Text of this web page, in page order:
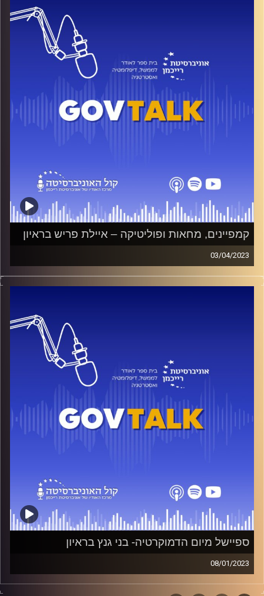
יקרה באזור ביום שאיראן תודיע על נשק גרעיני? כל התשובות
בפרק המיוחד בו אירחנו את פרופ׳ בועז גנור, ראש המכון
למדיניות נגד טרור ולעתיד נשיא אוניברסיטת רייכמן.
קרדיט תמונות:בית ספר לאודר לממשל דיפלומטיה ואסטרטגיה
קמפיינים, מחאות ופוליטיקה – איילת פריש בראיון
03/04/2023
איילת פריש מכירה מקרוב את הנשיא הרצוג, את יאיר לפיד –
וגם את נתניהו. פריש היא יועצת אסטרטגית מהמובילות במדינה
מחאה – איך עושים מחאה? איך סוחפים את ההמונים? מה
קרה לנתניהו בממשלה האחרונה? למה בני גנץ מזנק בסקרים
האחרונים? מה קורה במפגשי ההידברות הסודיים בבית הנשיא
– ומה הסיכוי של ההידברות להצליח?
הפודאקסט הרשמי של ביה״ס לאודר לממשל, דיפלומטיה
ואסטרטגיה באוניברסיטת רייכמן, בהגשת אופק צח ושקד
עמוסי.
ספיישל מיום הדמוקרטיה- בני גנץ בראיון
08/01/2023
הרפורמות המשפטיות מונחות על הפרק, ויהיו איתנו שר